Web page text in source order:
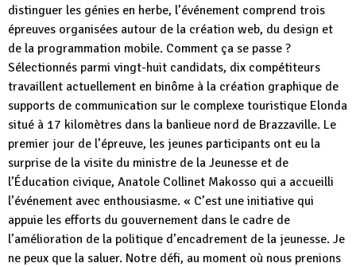
distinguer les génies en herbe, l’événement comprend trois
épreuves organisées autour de la création web, du design et
de la programmation mobile. Comment ça se passe ?
Sélectionnés parmi vingt-huit candidats, dix compétiteurs
travaillent actuellement en binôme à la création graphique de
supports de communication sur le complexe touristique Elonda
situé à 17 kilomètres dans la banlieue nord de Brazzaville. Le
premier jour de l’épreuve, les jeunes participants ont eu la
surprise de la visite du ministre de la Jeunesse et de
l’Éducation civique, Anatole Collinet Makosso qui a accueilli
l’événement avec enthousiasme. « C’est une initiative qui
appuie les efforts du gouvernement dans le cadre de
l’amélioration de la politique d’encadrement de la jeunesse. Je
ne peux que la saluer. Notre défi, au moment où nous prenions